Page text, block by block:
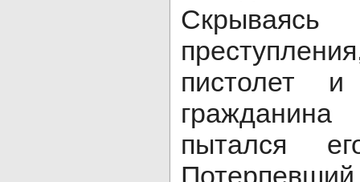
пистолет
пытался